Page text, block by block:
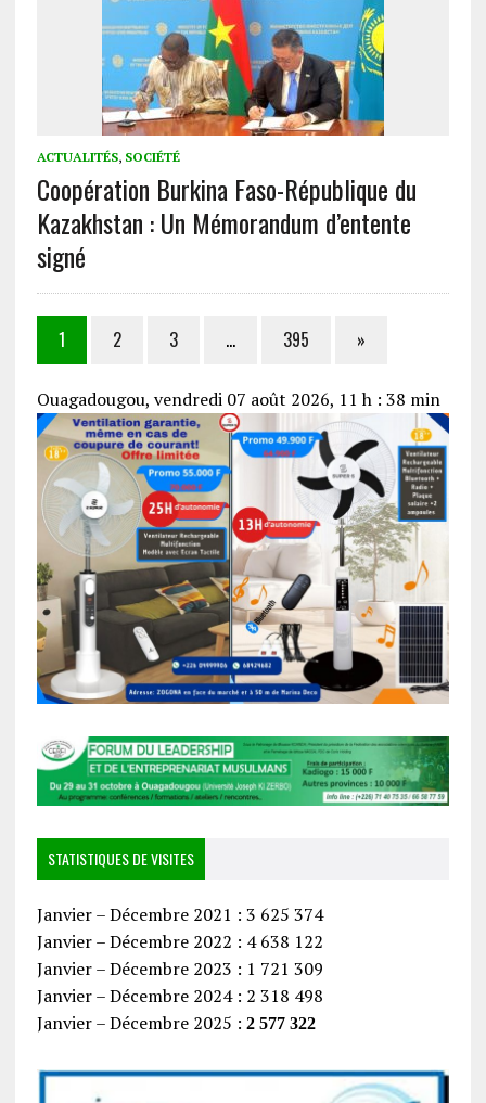
ACTUALITÉS, SOCIÉTÉ
Coopération Burkina Faso-République du
Kazakhstan : Un Mémorandum d’entente
signé
1 2 3 … 395 »
Ouagadougou, vendredi 07 août 2026, 11 h : 38 min
STATISTIQUES DE VISITES
Janvier – Décembre 2021 : 3 625 374
Janvier – Décembre 2022 : 4 638 122
Janvier – Décembre 2023 : 1 721 309
Janvier – Décembre 2024 : 2 318 498
Janvier – Décembre 2025 : 2 577 322